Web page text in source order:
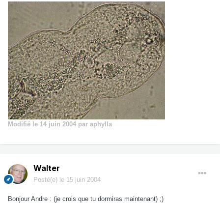
Modifié le 14 juin 2004 par aphylla
Walter
Posté(e) le 15 juin 2004
Bonjour Andre : (je crois que tu dormiras maintenant) ;)